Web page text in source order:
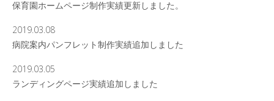
保育園ホームページ制作実績更新しました。
2019.03.08
病院案内パンフレット制作実績追加しました
2019.03.05
ランディングページ実績追加しました